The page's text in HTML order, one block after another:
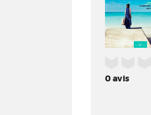
0avis